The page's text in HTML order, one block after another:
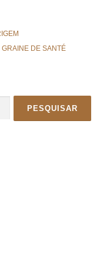
GRAINE DE SANTÉ